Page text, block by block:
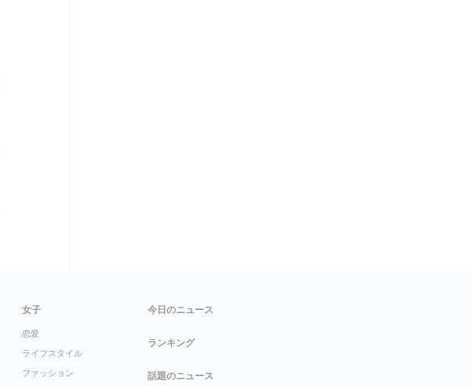
女子
恋愛
ライフスタイル
ファッション
今日のニュース
ランキング
話題のニュース